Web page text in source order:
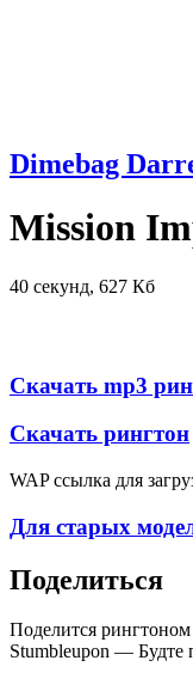
Dimebag
Mission
40 секунд, 627 Кб
Скачать mp3
Скачать рингтон
WAP ссылка для
Для старых
Поделиться
Поделится
Stumbleupon — Будте